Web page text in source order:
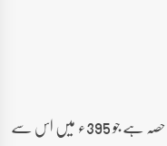
2۔ روم سے مراد قدیم ”رومن ایمپائر“ کا وہ مشرقی حصہ ہے جو 395ء میں اس سے